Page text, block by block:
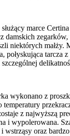
marce
damskich
niektórych małży.
połyskująca tarcza
wykonano z
z najwyższą
i wypolerowana.
wstrząsy oraz